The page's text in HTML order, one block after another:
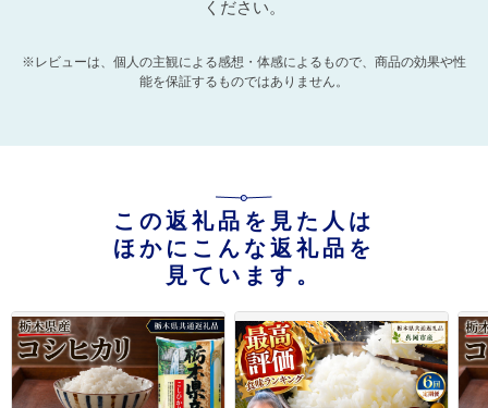
ください。
※レビューは、個人の主観による感想・体感によるもので、商品の効果や性
能を保証するものではありません。
この返礼品を見た人は
ほかにこんな返礼品を
見ています。